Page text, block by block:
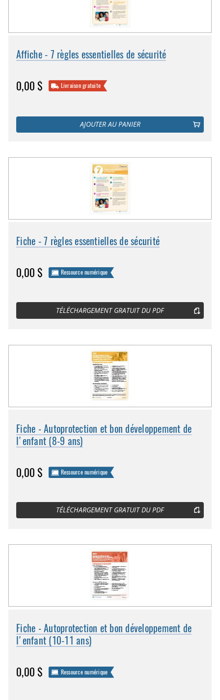
Affiche - 7 règles essentielles de sécurité
0,00 $ Livraison gratuite
AJOUTER AU PANIER
Fiche - 7 règles essentielles de sécurité
0,00 $ Ressource numérique
TÉLÉCHARGEMENT GRATUIT DU PDF
Fiche - Autoprotection et bon développement de
l'enfant (8-9 ans)
0,00 $ Ressource numérique
TÉLÉCHARGEMENT GRATUIT DU PDF
Fiche - Autoprotection et bon développement de
l'enfant (10-11 ans)
0,00 $ Ressource numérique